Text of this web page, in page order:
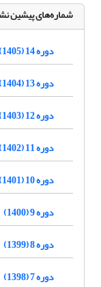
شماره‌های پیشین
دوره 14 (1405)
دوره 13 (1404)
دوره 12 (1403)
دوره 11 (1402)
دوره 10 (1401)
دوره 9 (1400)
دوره 8 (1399)
دوره 7 (1398)